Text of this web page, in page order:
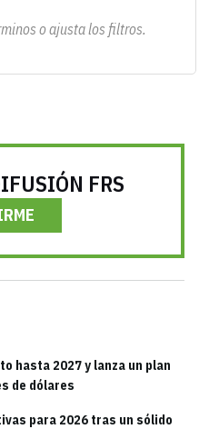
o ajusta los filtros.
FRS
hasta 2027 y lanza un plan
de dólares
para 2026 tras un sólido